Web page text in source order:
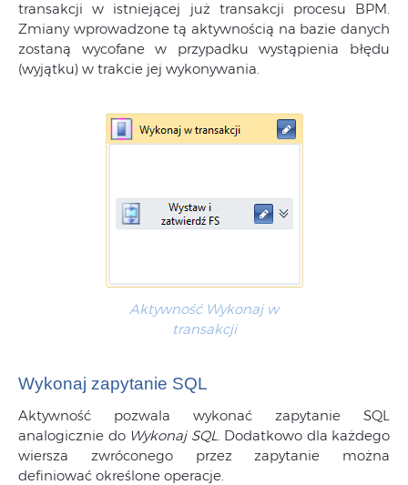
transakcji w istniejącej już transakcji procesu BPM.
Zmiany wprowadzone tą aktywnością na bazie danych
zostaną wycofane w przypadku wystąpienia błędu
(wyjątku) w trakcie jej wykonywania.
Aktywność Wykonaj w
transakcji
Wykonaj zapytanie SQL
Aktywność pozwala wykonać zapytanie SQL
analogicznie do Wykonaj SQL . Dodatkowo dla każdego
wiersza zwróconego przez zapytanie można
definiować określone operacje.